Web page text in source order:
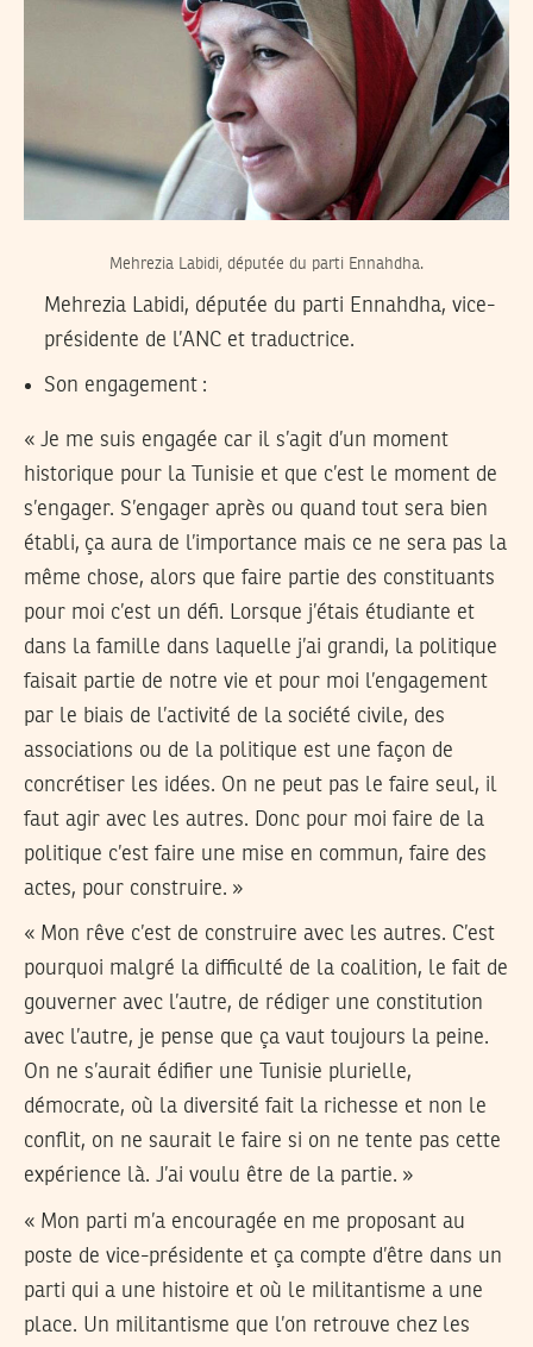
Mehrezia Labidi, députée du parti Ennahdha.
Mehrezia Labidi, députée du parti Ennahdha, vice-
présidente de l’ANC et traductrice.
Son engagement :
« Je me suis engagée car il s’agit d’un moment
historique pour la Tunisie et que c’est le moment de
s’engager. S’engager après ou quand tout sera bien
établi, ça aura de l’importance mais ce ne sera pas la
même chose, alors que faire partie des constituants
pour moi c’est un défi. Lorsque j’étais étudiante et
dans la famille dans laquelle j’ai grandi, la politique
faisait partie de notre vie et pour moi l’engagement
par le biais de l’activité de la société civile, des
associations ou de la politique est une façon de
concrétiser les idées. On ne peut pas le faire seul, il
faut agir avec les autres. Donc pour moi faire de la
politique c’est faire une mise en commun, faire des
actes, pour construire. »
« Mon rêve c’est de construire avec les autres. C’est
pourquoi malgré la difficulté de la coalition, le fait de
gouverner avec l’autre, de rédiger une constitution
avec l’autre, je pense que ça vaut toujours la peine.
On ne s’aurait édifier une Tunisie plurielle,
démocrate, où la diversité fait la richesse et non le
conflit, on ne saurait le faire si on ne tente pas cette
expérience là. J’ai voulu être de la partie. »
« Mon parti m’a encouragée en me proposant au
poste de vice-présidente et ça compte d’être dans un
parti qui a une histoire et où le militantisme a une
place. Un militantisme que l’on retrouve chez les